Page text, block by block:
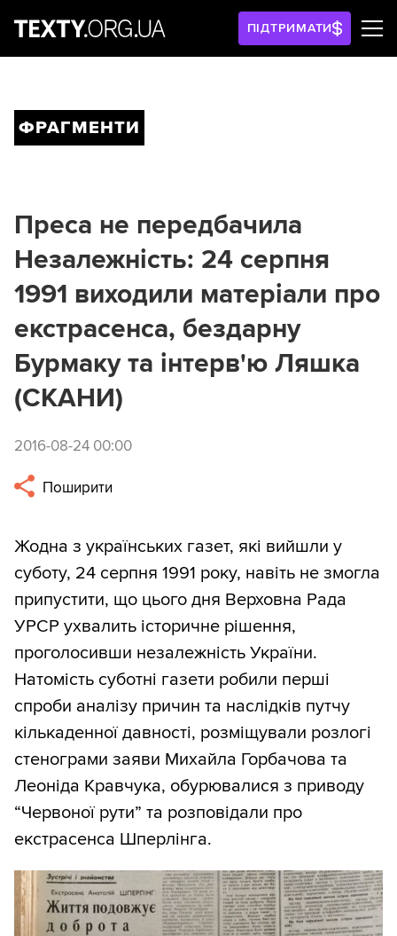
ПІДТРИМАТИ
ФРАГМЕНТИ
Преса не передбачила
Незалежність: 24 серпня
1991 виходили матеріали про
екстрасенса, бездарну
Бурмаку та інтерв'ю Ляшка
(СКАНИ)
2016-08-24 00:00
Поширити
Жодна з українських газет, які вийшли у
суботу, 24 серпня 1991 року, навіть не змогла
припустити, що цього дня Верховна Рада
УРСР ухвалить історичне рішення,
проголосивши незалежність України.
Натомість суботні газети робили перші
спроби аналізу причин та наслідків путчу
кількаденної давності, розміщували розлогі
стенограми заяви Михайла Горбачова та
Леоніда Кравчука, обурювалися з приводу
“Червоної рути” та розповідали про
екстрасенса Шперлінга.